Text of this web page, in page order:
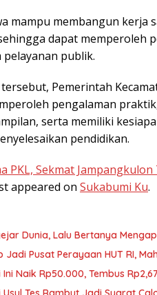
mampu membangun kerja
dapat memperoleh
publik.
Pemerintah
pengalaman
serta memiliki
pendidikan.
PKL, Sekmat
appeared on Sukabumi Ku.
Dunia, Lalu Bertanya
Jadi Pusat Perayaan HUT RI,
Naik Rp50.000, Tembus